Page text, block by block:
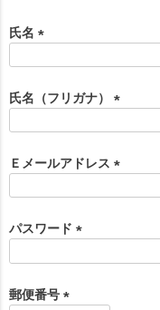
氏名
須
)
氏名（フリガナ）
須
)
Ｅメールアドレス
)
パスワード
郵便番号